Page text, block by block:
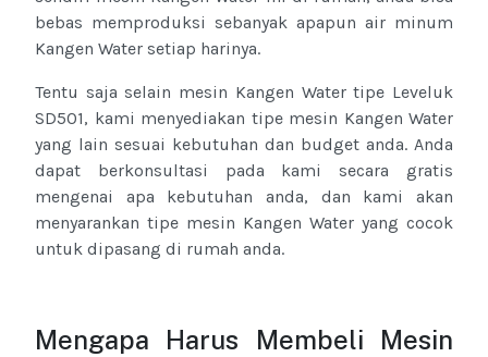
bebas memproduksi sebanyak apapun air minum
Kangen Water setiap harinya.
Tentu saja selain mesin Kangen Water tipe Leveluk
SD501, kami menyediakan tipe mesin Kangen Water
yang lain sesuai kebutuhan dan budget anda. Anda
dapat berkonsultasi pada kami secara gratis
mengenai apa kebutuhan anda, dan kami akan
menyarankan tipe mesin Kangen Water yang cocok
untuk dipasang di rumah anda.
Mengapa Harus Membeli Mesin